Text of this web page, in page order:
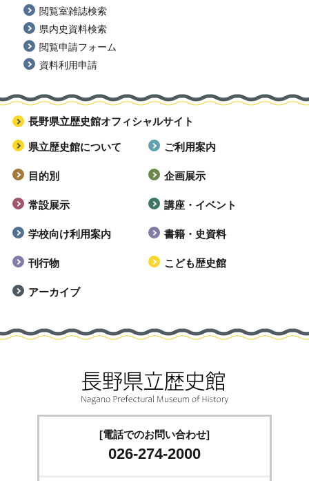
閲覧室雑誌検索
県内史資料検索
閲覧申請フォーム
資料利用申請
長野県立歴史館オフィシャルサイト
県立歴史館について ご利用案内
目的別 企画展示
常設展示 講座・イベント
学校向け利用案内 書籍・史資料
刊行物 こども歴史館
アーカイブ
[電話でのお問い合わせ]
026-274-2000